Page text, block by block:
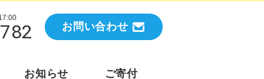
お問い合わせ
お知らせ ご寄付